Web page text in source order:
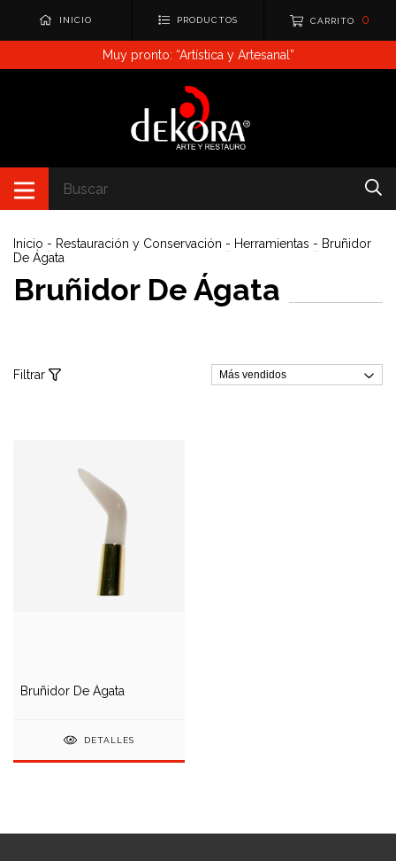
INICIO PRODUCTOS CARRITO 0
Muy pronto: “Artística y Artesanal”
Inicio - Restauración y Conservación - Herramientas - Bruñidor
De Ágata
Bruñidor De Ágata
Filtrar
Bruñidor De Ágata
DETALLES